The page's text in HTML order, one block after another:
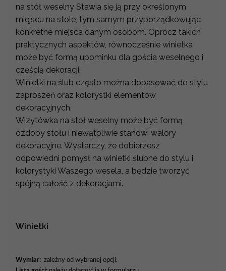
na stół weselny Stawia się ją przy określonym
miejscu na stole, tym samym przyporządkowując
konkretne miejsca danym osobom. Oprócz takich
praktycznych aspektów, równocześnie winietka
może być formą upominku dla gościa weselnego i
częścią dekoracji.
Winietki na ślub często można dopasować do stylu
zaproszeń oraz kolorystki elementów
dekoracyjnych.
Wizytówka na stół weselny może być formą
ozdoby stołu i niewątpliwie stanowi walory
dekoracyjne. Wystarczy, że dobierzesz
odpowiedni pomysł na winietki ślubne do stylu i
kolorystyki Waszego wesela, a będzie tworzyć
spójną całość z dekoracjami.
Winietki
Wymiar: zależny od wybranej opcji.